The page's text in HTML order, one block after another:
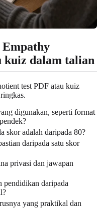
Empathy
kuiz dalam talian
test PDF atau kuiz
digunakan, seperti format
skor adalah daripada 80?
daripada satu skor
privasi dan jawapan
pendidikan daripada
yang praktikal dan